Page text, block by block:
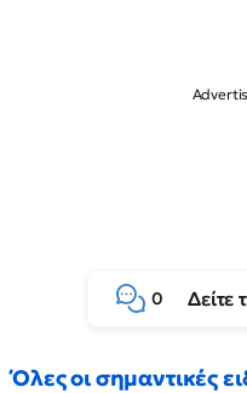
0 Δείτε
Όλες οι σημαντικές